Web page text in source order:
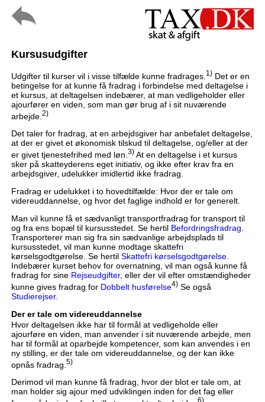
Kursusudgifter
Udgifter til kurser vil i visse tilfælde kunne fradrages. 1)Det er en
betingelse for at kunne få fradrag i forbindelse med deltagelse i
et kursus, at deltagelsen indebærer, at man vedligeholder eller
ajourfører en viden, som man gør brug af i sit nuværende
arbejde. 2)
Det taler for fradrag, at en arbejdsgiver har anbefalet deltagelse,
at der er givet et økonomisk tilskud til deltagelse, og/eller at der
er givet tjenestefrihed med løn. 3)At en deltagelse i et kursus
sker på skatteyderens eget initiativ, og ikke efter krav fra en
arbejdsgiver, udelukker imidlertid ikke fradrag.
Fradrag er udelukket i to hovedtilfælde: Hvor der er tale om
videreuddannelse, og hvor det faglige indhold er for generelt.
Man vil kunne få et sædvanligt transportfradrag for transport til
og fra ens bopæl til kursusstedet. Se hertil Befordringsfradrag
Transporterer man sig fra sin sædvanlige arbejdsplads til
kursusstedet, vil man kunne modtage skattefri
kørselsgodtgørelse. Se hertil Skattefri kørselsgodtgørelse.
Indebærer kurset behov for overnatning, vil man også kunne få
fradrag for sine Rejseudgifter, eller der vil efter omstændigheder
kunne gives fradrag for Dobbelt husførelse4)Se også
Studierejser.
Der er tale om videreuddannelse
Hvor deltagelsen ikke har til formål at vedligeholde eller
ajourføre en viden, man anvender i sit nuværende arbejde, men
har til formål at oparbejde kompetencer, som kan anvendes i en
ny stilling, er der tale om videreuddannelse, og der kan ikke
opnås fradrag. 5)
Derimod vil man kunne få fradrag, hvor der blot er tale om, at
man holder sig ajour med udviklingen inden for det fag eller
6)